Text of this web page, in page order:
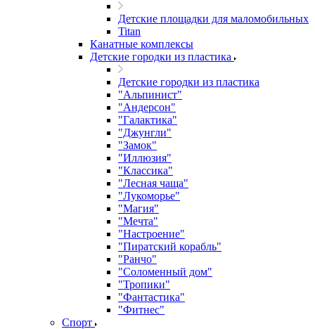
Детские площадки для маломобильных
Titan
Канатные комплексы
Детские городки из пластика
Детские городки из пластика
"Альпинист"
"Андерсон"
"Галактика"
"Джунгли"
"Замок"
"Иллюзия"
"Классика"
"Лесная чаща"
"Лукоморье"
"Магия"
"Мечта"
"Настроение"
"Пиратский корабль"
"Ранчо"
"Соломенный дом"
"Тропики"
"Фантастика"
"Фитнес"
Спорт